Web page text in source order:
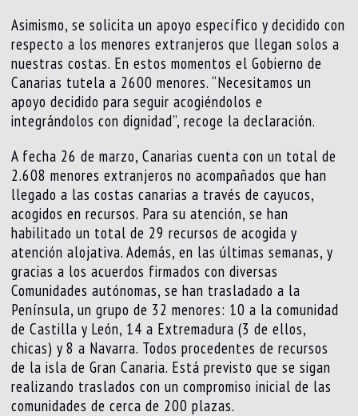
Asimismo, se solicita un apoyo específico y decidido con
respecto a los menores extranjeros que llegan solos a
nuestras costas. En estos momentos el Gobierno de
Canarias tutela a 2600 menores. “Necesitamos un
apoyo decidido para seguir acogiéndolos e
integrándolos con dignidad”, recoge la declaración.
A fecha 26 de marzo, Canarias cuenta con un total de
2.608 menores extranjeros no acompañados que han
llegado a las costas canarias a través de cayucos,
acogidos en recursos. Para su atención, se han
habilitado un total de 29 recursos de acogida y
atención alojativa. Además, en las últimas semanas, y
gracias a los acuerdos firmados con diversas
Comunidades autónomas, se han trasladado a la
Península, un grupo de 32 menores: 10 a la comunidad
de Castilla y León, 14 a Extremadura (3 de ellos,
chicas) y 8 a Navarra. Todos procedentes de recursos
de la isla de Gran Canaria. Está previsto que se sigan
realizando traslados con un compromiso inicial de las
comunidades de cerca de 200 plazas.